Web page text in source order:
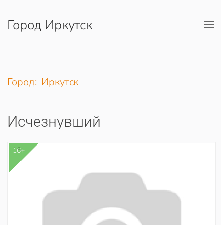
Перейти к содержимому
Город Иркутск
Город: Иркутск
Исчезнувший
16+